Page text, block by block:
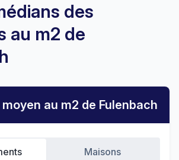
des
au m2 de
au m2 de Fulenbach
Maisons